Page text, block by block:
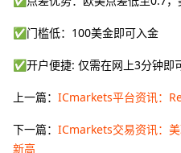
✅门槛低：100美金即可入金
✅开户便捷: 仅需在网上3分钟即
上一篇： ICmarkets平台资讯：
下一篇： ICmarkets交易资讯：
新高